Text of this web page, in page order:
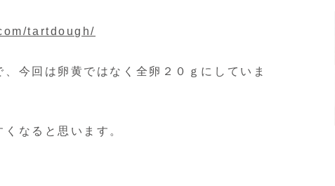
tartdough/
今回は卵黄ではなく全卵２０ｇにしていま
なると思います。